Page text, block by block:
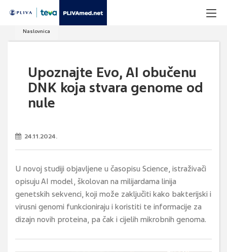
Naslovnica
Upoznajte Evo, AI obučenu
DNK koja stvara genome od
nule
24.11.2024.
U novoj studiji objavljene u časopisu Science, istraživači
opisuju AI model, školovan na milijardama linija
genetskih sekvenci, koji može zaključiti kako bakterijski i
virusni genomi funkcioniraju i koristiti te informacije za
dizajn novih proteina, pa čak i cijelih mikrobnih genoma.